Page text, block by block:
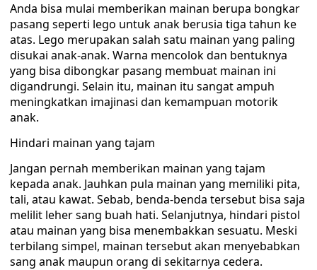
Anda bisa mulai memberikan mainan berupa bongkar
pasang seperti lego untuk anak berusia tiga tahun ke
atas. Lego merupakan salah satu mainan yang paling
disukai anak-anak. Warna mencolok dan bentuknya
yang bisa dibongkar pasang membuat mainan ini
digandrungi. Selain itu, mainan itu sangat ampuh
meningkatkan imajinasi dan kemampuan motorik
anak.
Hindari mainan yang tajam
Jangan pernah memberikan mainan yang tajam
kepada anak. Jauhkan pula mainan yang memiliki pita,
tali, atau kawat. Sebab, benda-benda tersebut bisa saja
melilit leher sang buah hati. Selanjutnya, hindari pistol
atau mainan yang bisa menembakkan sesuatu. Meski
terbilang simpel, mainan tersebut akan menyebabkan
sang anak maupun orang di sekitarnya cedera.